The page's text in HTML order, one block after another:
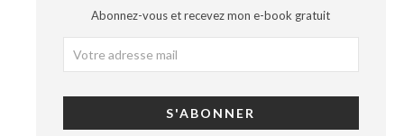
Abonnez-vous et recevez mon e-book gratuit